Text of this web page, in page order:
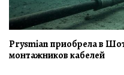
Prysmian приобрела в
монтажников кабелей